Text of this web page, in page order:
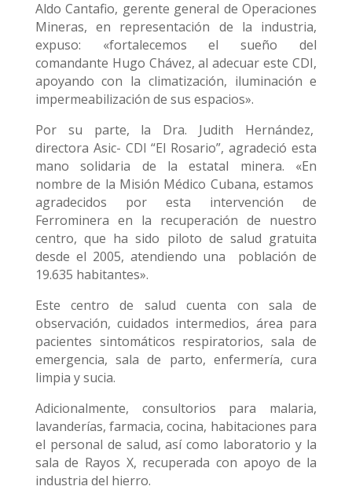
Aldo Cantafio, gerente general de Operaciones
Mineras, en representación de la industria,
expuso: «fortalecemos el sueño del
comandante Hugo Chávez, al adecuar este CDI,
apoyando con la climatización, iluminación e
impermeabilización de sus espacios».
Por su parte, la Dra. Judith Hernández,
directora Asic- CDI “El Rosario”, agradeció esta
mano solidaria de la estatal minera. «En
nombre de la Misión Médico Cubana, estamos
agradecidos por esta intervención de
Ferrominera en la recuperación de nuestro
centro, que ha sido piloto de salud gratuita
desde el 2005, atendiendo una población de
19.635 habitantes».
Este centro de salud cuenta con sala de
observación, cuidados intermedios, área para
pacientes sintomáticos respiratorios, sala de
emergencia, sala de parto, enfermería, cura
limpia y sucia.
Adicionalmente, consultorios para malaria,
lavanderías, farmacia, cocina, habitaciones para
el personal de salud, así como laboratorio y la
sala de Rayos X, recuperada con apoyo de la
industria del hierro.